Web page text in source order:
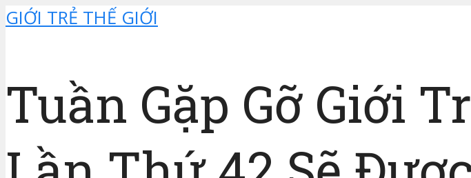
GIỚI TRẺ THẾ GIỚI
Tuần Gặp Gỡ Giới